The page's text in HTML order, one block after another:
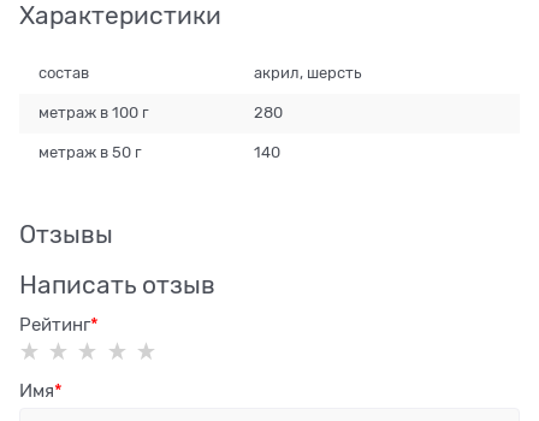
Характеристики
состав акрил, шерсть
метраж в 100 г 280
метраж в 50 г 140
Отзывы
Написать отзыв
Рейтинг
Имя